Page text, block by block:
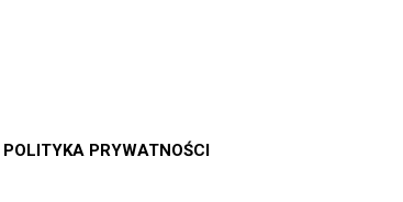
POLITYKA PRYWATNOŚCI